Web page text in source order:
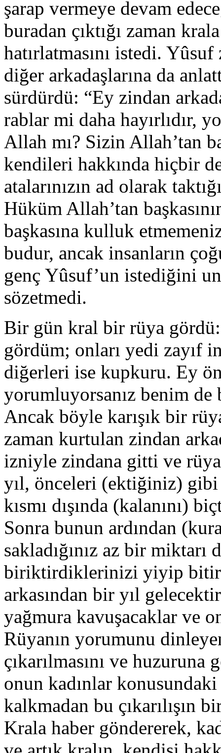
şarap vermeye devam
buradan çıktığı zaman
hatırlatmasını istedi.
diğer arkadaşlarına da
sürdürdü: “Ey zindan
rablar mi daha hayırlıdır,
Allah mı? Sizin Allah’tan
kendileri hakkında hiçbir
atalarınızın ad olarak
Hüküm Allah’tan
başkasına kulluk
budur, ancak insanların
genç Yûsuf’un istediğini
sözetmedi.
Bir gün kral bir rüya
gördüm; onları yedi zayıf
diğerleri ise kupkuru. Ey
yorumluyorsanız benim
Ancak böyle karışık bir
zaman kurtulan zindan
izniyle zindana gitti ve
yıl, önceleri (ektiğiniz)
kısmı dışında (kalanını)
Sonra bunun ardından
sakladığınız az bir miktarı
biriktirdiklerinizi yiyip
arkasından bir yıl
yağmura kavuşacaklar ve
Rüyanın yorumunu
çıkarılmasını ve
onun kadınlar
kalkmadan bu çıkarılışın
Krala haber göndererek,